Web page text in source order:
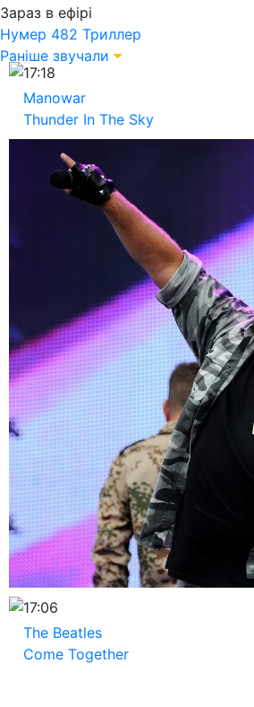
Зараз в ефірі
Нумер 482 Триллер
Раніше звучали
17:18
Manowar
Thunder In The Sky
17:06
The Beatles
Come Together